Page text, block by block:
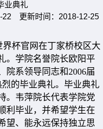
业典礼
更新时间：2018-12-25
杯官网在丁家桥校区大
。学院名誉院长欧阳平
院系领导同志和2006届
的毕业典礼。毕业典礼
。韦萍院长代表学院党
利毕业，并希望学生在
望、能永远保持独立思